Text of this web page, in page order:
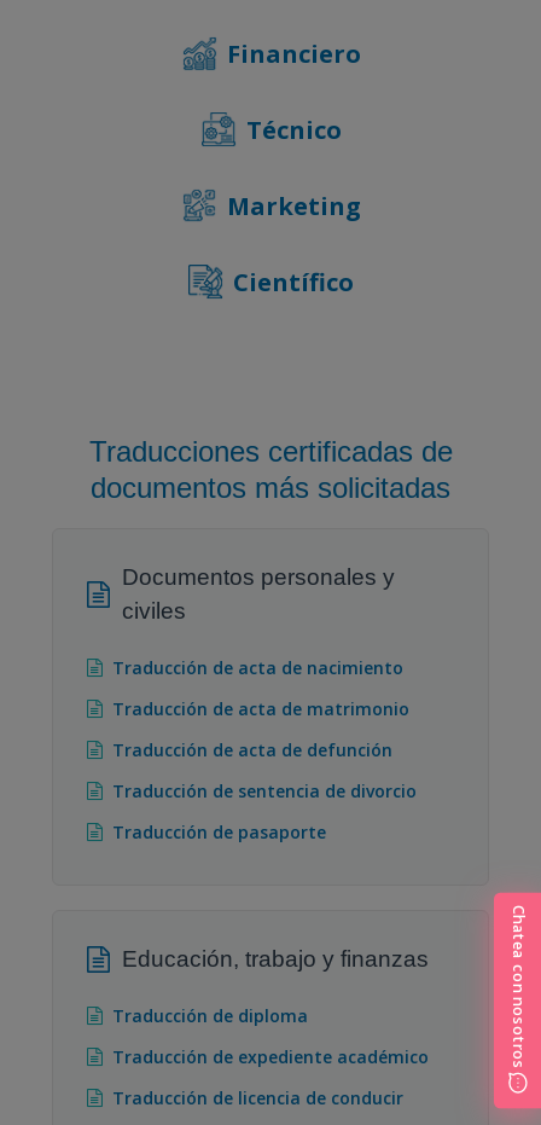
Financiero
Técnico
Marketing
Científico
Traducciones certificadas de
documentos más solicitadas
Documentos personales y
civiles
Traducción de acta de nacimiento
Traducción de acta de matrimonio
Traducción de acta de defunción
Traducción de sentencia de divorcio
Traducción de pasaporte
Educación, trabajo y finanzas
Traducción de diploma
Traducción de expediente académico
Traducción de licencia de conducir
Chatea con nosotros